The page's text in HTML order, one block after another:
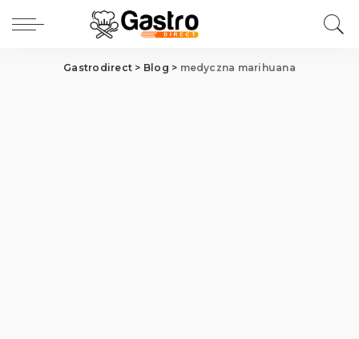
Gastrodirect > Blog > medyczna marihuana